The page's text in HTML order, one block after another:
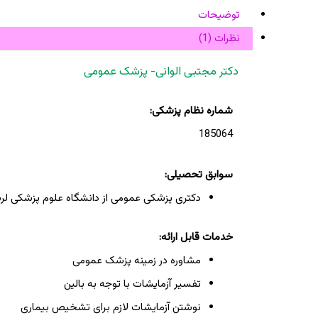
توضیحات
نظرات (1)
دکتر مجتبی الوانی- پزشک عمومی
شماره نظام پزشکی:
185064
سوابق تحصیلی:
دکتری پزشکی عمومی از دانشگاه علوم پزشکی
خدمات قابل ارائه:
مشاوره در زمینه پزشک عمومی
تفسیر آزمایشات با توجه به بالین
نوشتن آزمایشات لازم برای تشخیص بیماری